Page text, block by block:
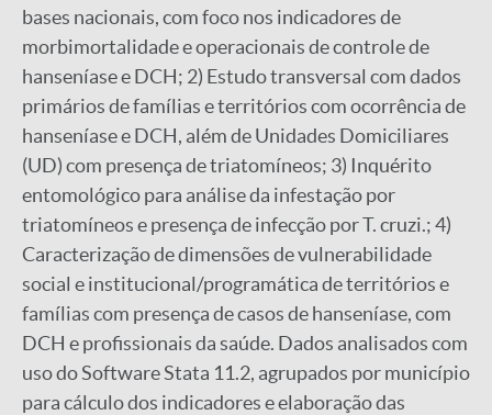
bases nacionais, com foco nos indicadores de
morbimortalidade e operacionais de controle de
hanseníase e DCH; 2) Estudo transversal com dados
primários de famílias e territórios com ocorrência de
hanseníase e DCH, além de Unidades Domiciliares
(UD) com presença de triatomíneos; 3) Inquérito
entomológico para análise da infestação por
triatomíneos e presença de infecção por T. cruzi.; 4)
Caracterização de dimensões de vulnerabilidade
social e institucional/programática de territórios e
famílias com presença de casos de hanseníase, com
DCH e profissionais da saúde. Dados analisados com
uso do Software Stata 11.2, agrupados por município
para cálculo dos indicadores e elaboração das